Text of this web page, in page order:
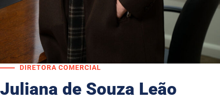
DIRETORA COMERCIAL
Juliana de Souza Leão